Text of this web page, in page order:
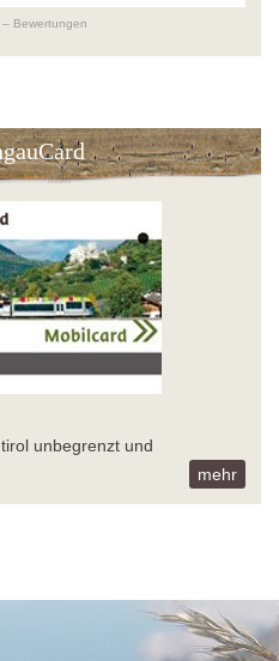
– Bewertungen
unbegrenzt und
mehr